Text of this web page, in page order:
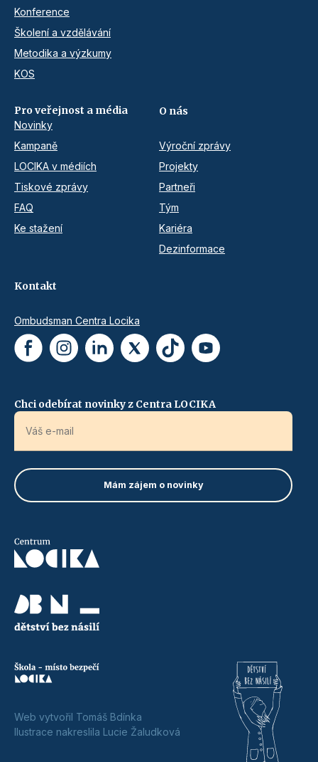
Konference
Školení a vzdělávání
Metodika a výzkumy
KOS
Pro veřejnost a média
Novinky
Kampaně
LOCIKA v médiích
Tiskové zprávy
FAQ
Ke stažení
O nás
Výroční zprávy
Projekty
Partneři
Tým
Kariéra
Dezinformace
Kontakt
Ombudsman Centra Locika
Chci odebírat novinky z Centra LOCIKA
Web vytvořil Tomáš Bdínka
Ilustrace nakreslila Lucie Žaludková